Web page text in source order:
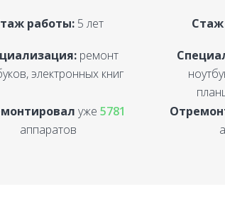
работы: 5 лет
ремонт
электронных книг
уже5781
аппаратов